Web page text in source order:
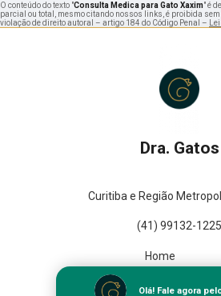
O conteúdo do texto "Consulta Medica para Gato Xaxim" é
parcial ou total, mesmo citando nossos links, é proibida
violação de direito autoral – artigo 184 do Código Penal –
Dra. Gatos
Curitiba e Região
(41) 99132-1225
Home
Missão
Olá! Fale agora